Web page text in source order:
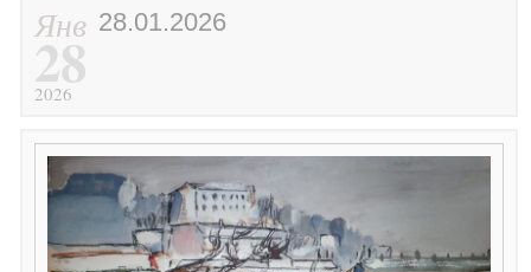
Янв
28
2026
28.01.2026